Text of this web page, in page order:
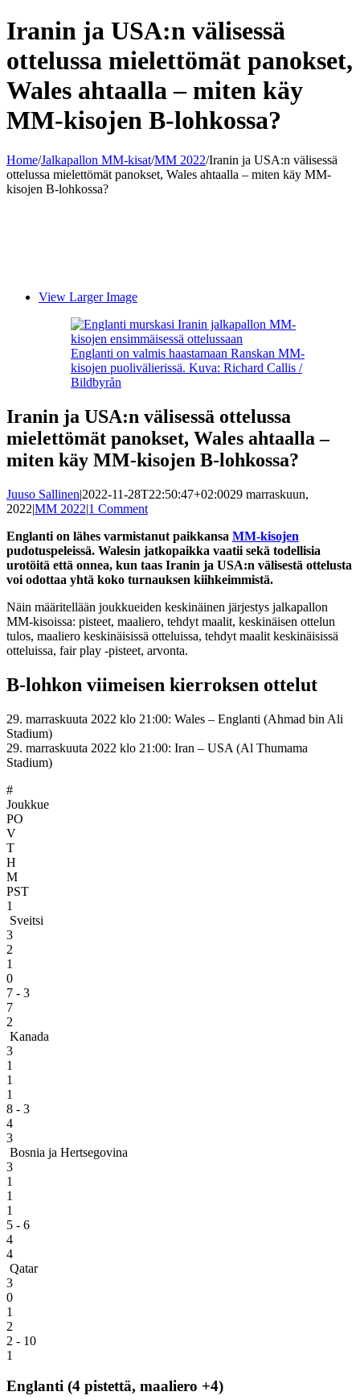
Iranin ja USA:n välisessä
ottelussa mielettömät panokset,
Wales ahtaalla – miten käy
MM-kisojen B-lohkossa?
Home/Jalkapallon MM-kisat/MM 2022/Iranin ja USA:n välisessä
ottelussa mielettömät panokset, Wales ahtaalla – miten käy MM-
kisojen B-lohkossa?
View Larger Image
Englanti on valmis haastamaan Ranskan MM-
kisojen puolivälierissä. Kuva: Richard Callis /
Bildbyrån
Iranin ja USA:n välisessä ottelussa
mielettömät panokset, Wales ahtaalla –
miten käy MM-kisojen B-lohkossa?
Juuso Sallinen|2022-11-28T22:50:47+02:0029 marraskuun,
2022|MM 2022|1 Comment
Englanti on lähes varmistanut paikkansa MM-kisojen
pudotuspeleissä. Walesin jatkopaikka vaatii sekä todellisia
urotöitä että onnea, kun taas Iranin ja USA:n välisestä ottelusta
voi odottaa yhtä koko turnauksen kiihkeimmistä.
Näin määritellään joukkueiden keskinäinen järjestys jalkapallon
MM-kisoissa: pisteet, maaliero, tehdyt maalit, keskinäisen ottelun
tulos, maaliero keskinäisissä otteluissa, tehdyt maalit keskinäisissä
otteluissa, fair play -pisteet, arvonta.
B-lohkon viimeisen kierroksen ottelut
29. marraskuuta 2022 klo 21:00: Wales – Englanti (Ahmad bin Ali
Stadium)
29. marraskuuta 2022 klo 21:00: Iran – USA (Al Thumama
Stadium)
#
Joukkue
PO
V
T
H
M
PST
1
Sveitsi
3
2
1
0
7 - 3
7
2
Kanada
3
1
1
1
8 - 3
4
3
Bosnia ja Hertsegovina
3
1
1
1
5 - 6
4
4
Qatar
3
0
1
2
2 - 10
1
Englanti (4 pistettä, maaliero +4)